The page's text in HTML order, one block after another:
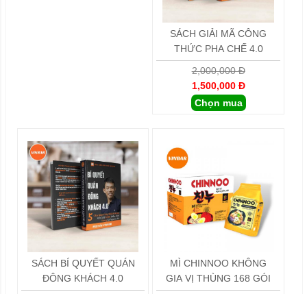
SÁCH GIẢI MÃ CÔNG
THỨC PHA CHẾ 4.0
2,000,000 Đ
1,500,000 Đ
Chọn mua
SÁCH BÍ QUYẾT QUÁN
ĐÔNG KHÁCH 4.0
MÌ CHINNOO KHÔNG
GIA VỊ THÙNG 168 GÓI